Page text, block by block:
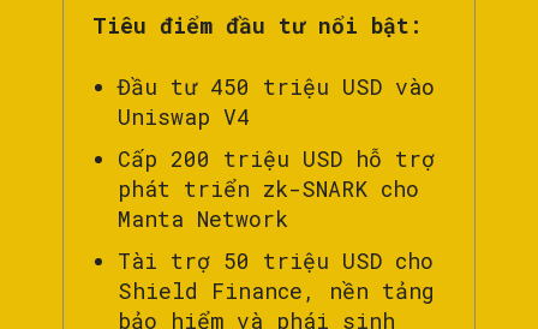
Tiêu điểm đầu tư nổi bật:
Đầu tư 450 triệu USD vào
Uniswap V4
Cấp 200 triệu USD hỗ trợ
phát triển zk-SNARK cho
Manta Network
Tài trợ 50 triệu USD cho
Shield Finance, nền tảng
bảo hiểm và phái sinh